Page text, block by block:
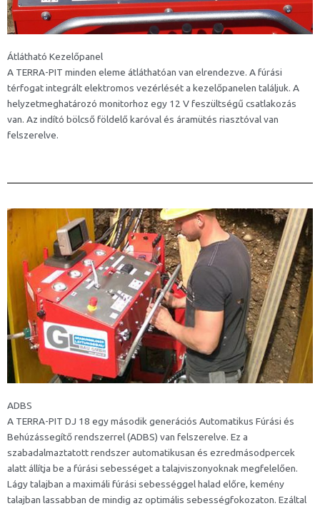
Átlátható Kezelőpanel
A TERRA-PIT minden eleme átláthatóan van elrendezve. A fúrási
térfogat integrált elektromos vezérlését a kezelőpanelen találjuk. A
helyzetmeghatározó monitorhoz egy 12 V feszültségű csatlakozás
van. Az indító bölcső földelő karóval és áramütés riasztóval van
felszerelve.
ADBS
A TERRA-PIT DJ 18 egy második generációs Automatikus Fúrási és
Behúzássegítő rendszerrel (ADBS) van felszerelve. Ez a
szabadalmaztatott rendszer automatikusan és ezredmásodpercek
alatt állítja be a fúrási sebességet a talajviszonyoknak megfelelően.
Lágy talajban a maximáli fúrási sebességgel halad előre, kemény
talajban lassabban de mindig az optimális sebességfokozaton. Ezáltal